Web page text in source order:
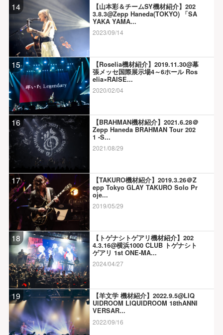
14
【山本彩＆チームSY機材紹介】202
3.8.3@Zepp Haneda(TOKYO) 「SA
YAKA YAMA...
2023/09/14
15
【Roselia機材紹介】2019.11.30@幕
張メッセ国際展示場4～6ホール Ros
elia×RAISE...
2020/02/04
16
【BRAHMAN機材紹介】2021.6.28＠
Zepp Haneda BRAHMAN Tour 202
1 -S...
2021/08/29
17
【TAKURO機材紹介】2019.3.26＠Z
epp Tokyo GLAY TAKURO Solo Pr
oje...
2019/05/29
18
【トゲナシトゲアリ機材紹介】202
4.3.16@横浜1000 CLUB トゲナシト
ゲアリ 1st ONE-MA...
2024/04/27
19
【羊文学 機材紹介】2022.9.5@LIQ
UIDROOM LIQUIDROOM 18thANNI
VERSAR...
2022/09/16